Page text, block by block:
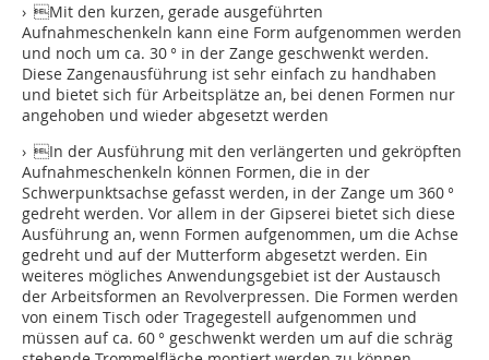
› Mit den kurzen, gerade ausgeführten
Aufnahmeschenkeln kann eine Form aufgenommen werden
und noch um ca. 30 ° in der Zange geschwenkt werden.
Diese Zangenausführung ist sehr einfach zu handhaben
und bietet sich für Arbeitsplätze an, bei denen Formen nur
angehoben und wieder abgesetzt werden
› In der Ausführung mit den verlängerten und gekröpften
Aufnahmeschenkeln können Formen, die in der
Schwerpunktsachse gefasst werden, in der Zange um 360 °
gedreht werden. Vor allem in der Gipserei bietet sich diese
Ausführung an, wenn Formen aufgenommen, um die Achse
gedreht und auf der Mutterform abgesetzt werden. Ein
weiteres mögliches Anwendungsgebiet ist der Austausch
der Arbeitsformen an Revolverpressen. Die Formen werden
von einem Tisch oder Tragegestell aufgenommen und
müssen auf ca. 60 ° geschwenkt werden um auf die schräg